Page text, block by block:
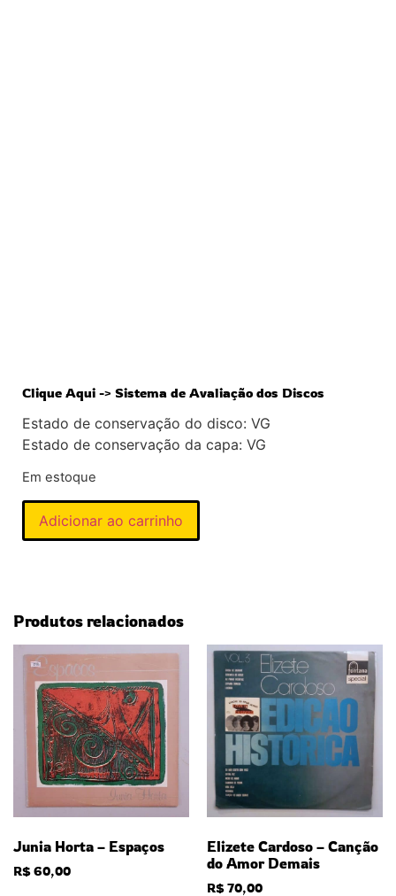
Clique Aqui -> Sistema de Avaliação dos Discos
Estado de conservação do disco: VG
Estado de conservação da capa: VG
Em estoque
Adicionar ao carrinho
Produtos relacionados
Junia Horta – Espaços
R$60,00
Elizete Cardoso – Canção
do Amor Demais
R$70,00